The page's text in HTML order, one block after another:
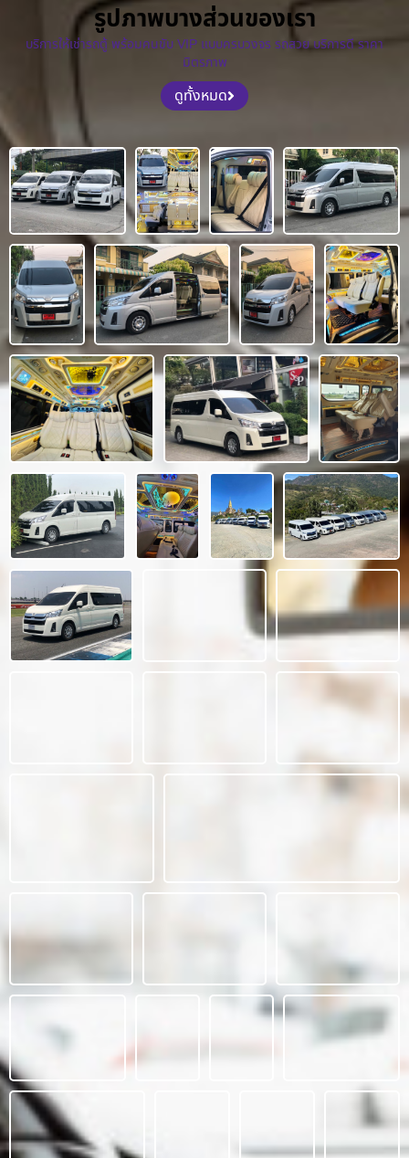
รูปภาพบางส่วนของเรา
บริการให้เช่ารถตู้ พร้อมคนขับ VIP แบบครบวงจร รถสวย บริการดี ราคา
มิตรภาพ
ดูทั้งหมด